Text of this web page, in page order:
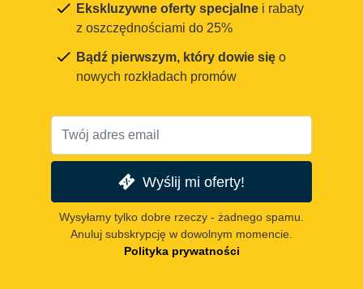
Ekskluzywne oferty specjalne i rabaty
z oszczędnościami do 25%
Bądź pierwszym, który dowie się o
nowych rozkładach promów
Wyślij mi oferty!
Wysyłamy tylko dobre rzeczy - żadnego spamu.
Anuluj subskrypcję w dowolnym momencie.
Polityka prywatności